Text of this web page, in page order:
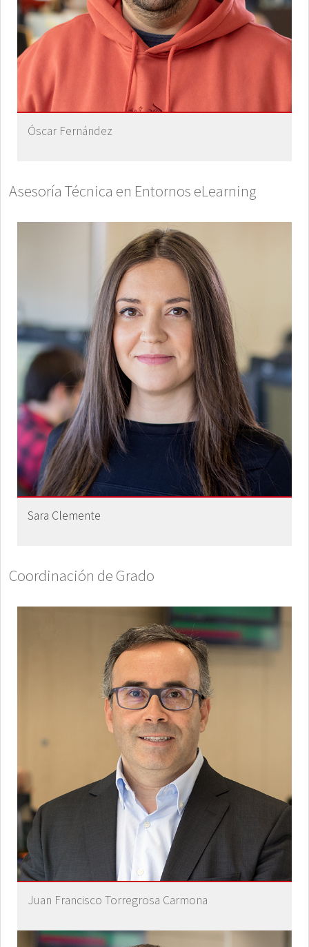
Óscar Fernández
Asesoría Técnica en Entornos eLearning
Sara Clemente
Coordinación de Grado
Juan Francisco Torregrosa Carmona